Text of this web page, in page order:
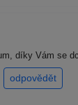
díky Vám se
odpovědět